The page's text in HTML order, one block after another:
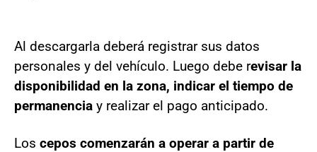
Al descargarla deberá registrar sus datos
personales y del vehículo. Luego debe revisar la
disponibilidad en la zona, indicar el tiempo de
permanencia y realizar el pago anticipado.
Los cepos comenzarán a operar a partir de